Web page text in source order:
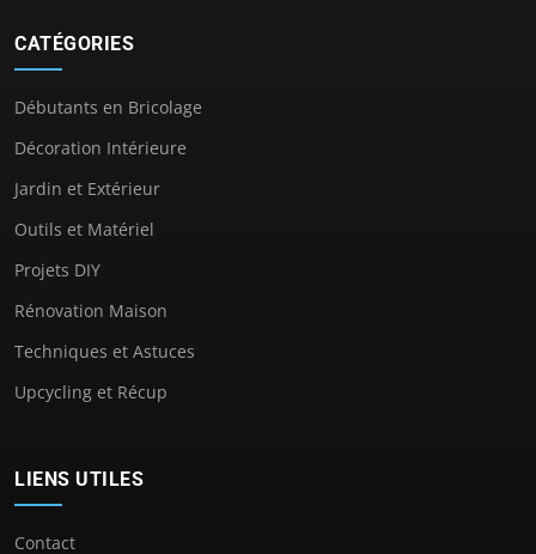
CATÉGORIES
Débutants en Bricolage
Décoration Intérieure
Jardin et Extérieur
Outils et Matériel
Projets DIY
Rénovation Maison
Techniques et Astuces
Upcycling et Récup
LIENS UTILES
Contact